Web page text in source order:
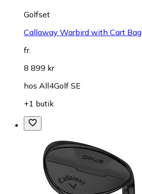
Golfset
Callaway Warbird with Cart Bag
fr.
8 899 kr
hos All4Golf SE
+1 butik